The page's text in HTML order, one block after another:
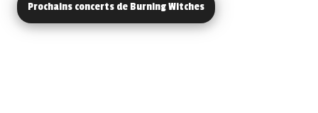
Prochains concerts de Burning Witches